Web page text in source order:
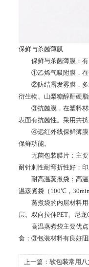
保鲜与杀菌薄膜
保鲜与杀菌薄膜：有
①乙烯气吸附膜，在薄
②防结露发雾膜，多水
衍生物、山梨糖醇酐硬
③抗菌膜，在塑料材料
表面有抗菌性。采用共
④远红外线保鲜薄膜，
保鲜功能。
无菌包装膜片：主要
耐针刺性耐弯折性好；
耐高温蒸煮袋：高温
温蒸煮袋（100℃，
蒸煮袋的内层材料用各
层。双向拉伸PET、尼
高温蒸煮袋主要优点
食；③包装材料有良好
上一篇： 软包装常用